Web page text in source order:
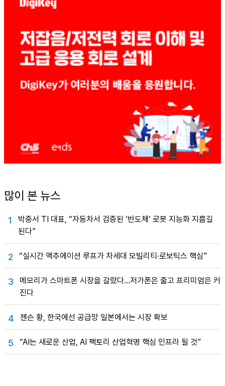
많이 본 뉴스
1
박중서 TI 대표, “자동차서 검증된 ‘반도체’ 로봇 지능화 지름길
된다”
2 “실시간 액추에이션 루프가 차세대 모빌리티·로보틱스 핵심”
3
메모리가 스마트폰 시장을 갈랐다…저가폰은 줄고 프리미엄은 커
진다
4 젠슨 황, 한국에선 공급망 일본에서는 시장 확보
5 “AI는 새로운 산업, AI 팩토리 산업혁명 핵심 인프라 될 것”